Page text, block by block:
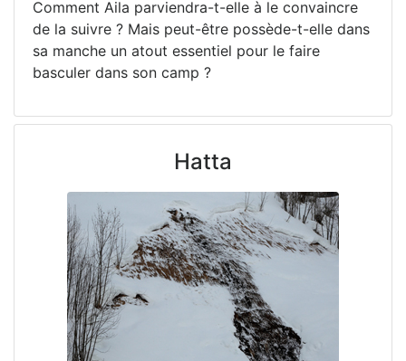
Comment Aila parviendra-t-elle à le convaincre
de la suivre ? Mais peut-être possède-t-elle dans
sa manche un atout essentiel pour le faire
basculer dans son camp ?
Hatta